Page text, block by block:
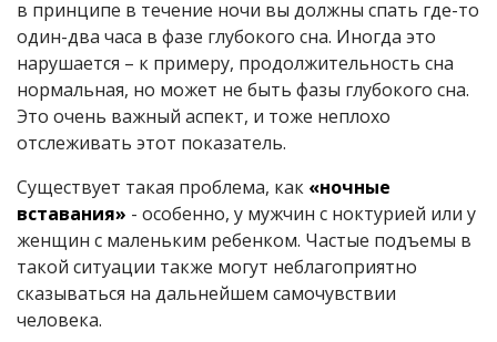
в принципе в течение ночи вы должны спать где-то
один-два часа в фазе глубокого сна. Иногда это
нарушается – к примеру, продолжительность сна
нормальная, но может не быть фазы глубокого сна.
Это очень важный аспект, и тоже неплохо
отслеживать этот показатель.
Существует такая проблема, как «ночные
вставания» - особенно, у мужчин с ноктурией или у
женщин с маленьким ребенком. Частые подъемы в
такой ситуации также могут неблагоприятно
сказываться на дальнейшем самочувствии
человека.